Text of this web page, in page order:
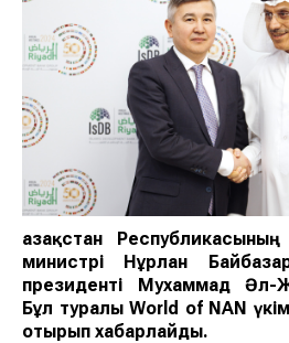
Қазақстан
министрі Нұрлан
президенті Мухаммад Әл-
Бұл туралы World of NAN
отырып хабарлайды.